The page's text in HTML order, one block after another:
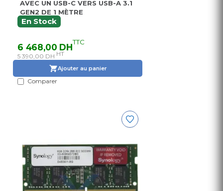
AVEC UN USB-C VERS USB-A 3.1
GEN2 DE 1 MÈTRE
En Stock
6 468,00 DHTTC
5 390,00 DH HT
Ajouter au panier
Comparer